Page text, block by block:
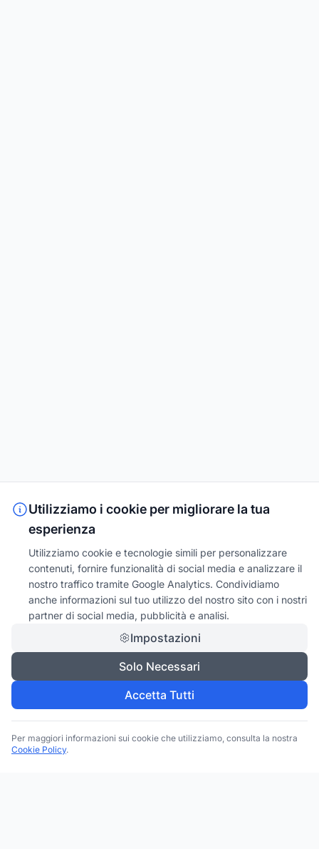
Utilizziamo i cookie per migliorare la tua
esperienza
Utilizziamo cookie e tecnologie simili per personalizzare
contenuti, fornire funzionalità di social media e analizzare il
nostro traffico tramite Google Analytics. Condividiamo
anche informazioni sul tuo utilizzo del nostro sito con i nostri
partner di social media, pubblicità e analisi.
Impostazioni
Solo Necessari
Accetta Tutti
Per maggiori informazioni sui cookie che utilizziamo, consulta la nostra
Cookie Policy.